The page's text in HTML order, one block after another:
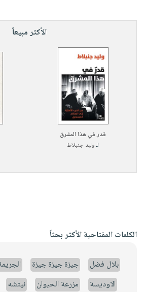
الأكثر مبيعاً
قدر في هذا المشرق
لـوليد جنبلاط
الكلمات المفتاحية الأكثر بحثاً
بلال فضل جيزة جيزة جيزة
الاوديسة
مزرعة الحيوان نيتشه